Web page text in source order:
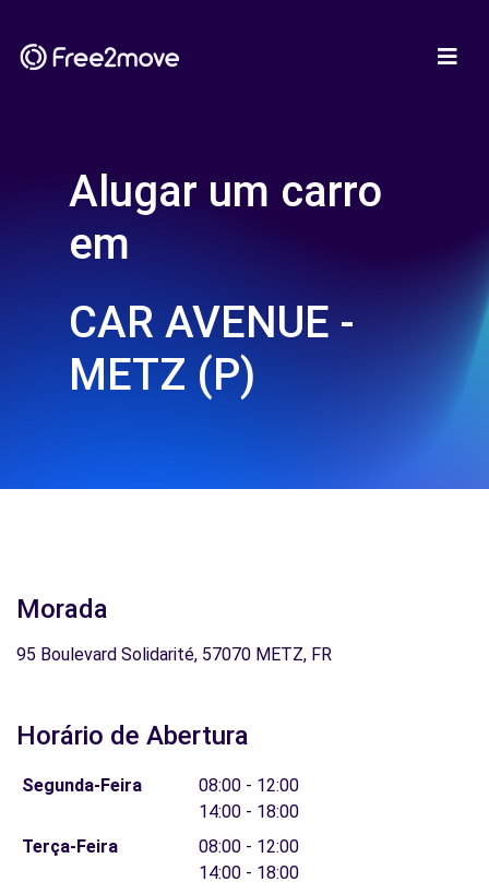
Alugar um carro
em
CAR AVENUE -
METZ (P)
Morada
95 Boulevard Solidarité, 57070 METZ, FR
Horário de Abertura
Segunda-Feira
08:00 - 12:00
14:00 - 18:00
Terça-Feira
08:00 - 12:00
14:00 - 18:00